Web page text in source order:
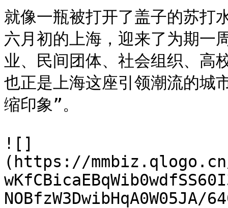
就像一瓶被打开了盖子的苏打
六月初的上海，迎来了为期一
业、民间团体、社会组织、高
也正是上海这座引领潮流的城
缩印象”。
![]
(https://mmbiz.qlogo.cn/